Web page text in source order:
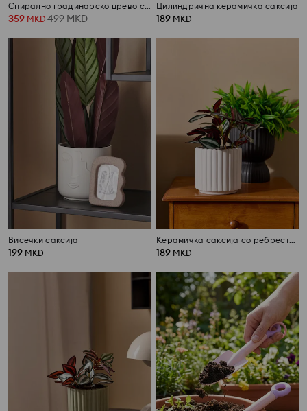
Спирално градинарско црево со пиштол 12 м
359 MKD 499MKD
Цилиндрична керамичка саксија
189 MKD
Висечки саксија
199 MKD
Керамичка саксија со ребреста структура
189 MKD